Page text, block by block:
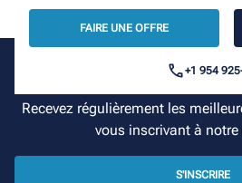
FAIRE UNE OFFRE
+1 954
Votre croisière
Recevez régulièrement les
vous inscrivant à notre
S'INSCRIRE